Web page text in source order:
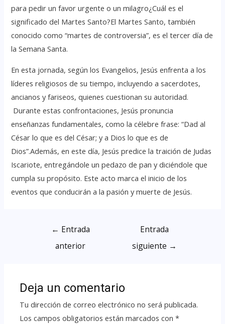
para pedir un favor urgente o un milagro¿Cuál es el
significado del Martes Santo?El Martes Santo, también
conocido como “martes de controversia”, es el tercer día de
la Semana Santa.
En esta jornada, según los Evangelios, Jesús enfrenta a los
líderes religiosos de su tiempo, incluyendo a sacerdotes,
ancianos y fariseos, quienes cuestionan su autoridad.
Durante estas confrontaciones, Jesús pronuncia
enseñanzas fundamentales, como la célebre frase: “Dad al
César lo que es del César; y a Dios lo que es de
Dios”.Además, en este día, Jesús predice la traición de Judas
Iscariote, entregándole un pedazo de pan y diciéndole que
cumpla su propósito. Este acto marca el inicio de los
eventos que conducirán a la pasión y muerte de Jesús.
← Entrada
anterior
Entrada
siguiente →
Deja un comentario
Tu dirección de correo electrónico no será publicada.
Los campos obligatorios están marcados con*